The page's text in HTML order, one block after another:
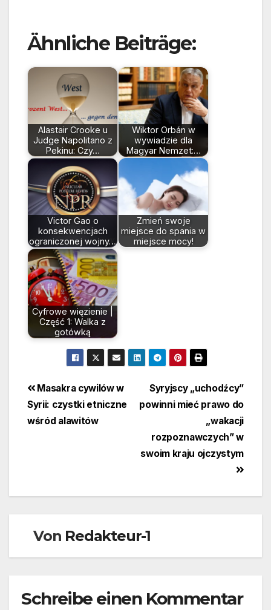
Ähnliche Beiträge:
Alastair Crooke u
Judge Napolitano z
Pekinu: Czy…
Wiktor Orbán w
wywiadzie dla
Magyar Nemzet:…
Victor Gao o
konsekwencjach
ograniczonej wojny…
Zmień swoje
miejsce do spania w
miejsce mocy!
Cyfrowe więzienie |
Część 1: Walka z
gotówką
Beitragsnavigation
Syryjscy „uchodźcy”
powinni mieć prawo do
„wakacji
rozpoznawczych” w
swoim kraju ojczystym
Masakra cywilów w
Syrii: czystki etniczne
wśród alawitów
Von Redakteur-1
Schreibe einen Kommentar